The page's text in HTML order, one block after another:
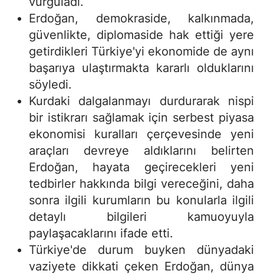
Erdoğan, demokraside, kalkınmada,
güvenlikte, diplomaside hak ettiği yere
getirdikleri Türkiye'yi ekonomide de aynı
başarıya ulaştırmakta kararlı olduklarını
söyledi.
Kurdaki dalgalanmayı durdurarak nispi
bir istikrarı sağlamak için serbest piyasa
ekonomisi kuralları çerçevesinde yeni
araçları devreye aldıklarını belirten
Erdoğan, hayata geçirecekleri yeni
tedbirler hakkında bilgi vereceğini, daha
sonra ilgili kurumların bu konularla ilgili
detaylı bilgileri kamuoyuyla
paylaşacaklarını ifade etti.
Türkiye'de durum buyken dünyadaki
vaziyete dikkati çeken Erdoğan, dünya